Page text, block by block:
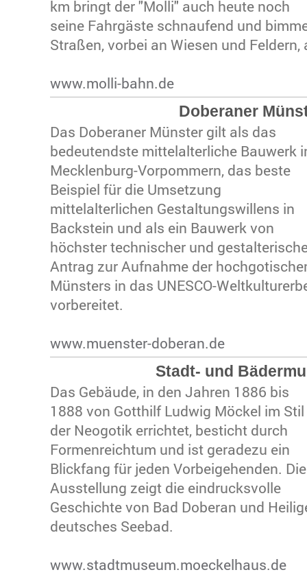
km bringt der "Molli" auch heute noch
seine Fahrgäste schnaufend und
Straßen, vorbei an Wiesen und
www.molli-bahn.de
Doberaner
Das Doberaner Münster gilt als das
bedeutendste mittelalterliche Bauwerk
Mecklenburg-Vorpommern, das beste
Beispiel für die Umsetzung
mittelalterlichen Gestaltungswillens in
Backstein und als ein Bauwerk von
höchster technischer und
Antrag zur Aufnahme der
Münsters in das UNESCO-
vorbereitet.
www.muenster-doberan.de
Stadt- und
Das Gebäude, in den Jahren 1886 bis
1888 von Gotthilf Ludwig Möckel im Stil
der Neogotik errichtet, besticht durch
Formenreichtum und ist geradezu ein
Blickfang für jeden Vorbeigehenden. Die
Ausstellung zeigt die eindrucksvolle
Geschichte von Bad Doberan und
deutsches Seebad.
www.stadtmuseum.moeckelhaus.de